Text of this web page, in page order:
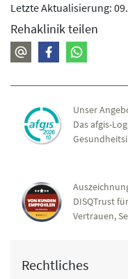
Letzte Aktualisierung:
Rehaklinik teilen
Unser
Das afgis-
DISQTrust
Vertrauen,
Rechtliches